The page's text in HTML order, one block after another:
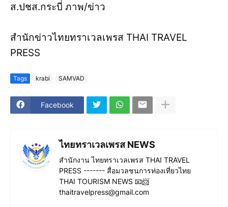
ส.ปชส.กระบี่ ภาพ/ข่าว
สำนักข่าวไทยทราเวลเพรส THAI TRAVEL
PRESS
Tags krabi SAMVAD
Facebook
ไทยทราเวลเพรส NEWS
สำนักงาน ไทยทราเวลเพรส THAI TRAVEL
PRESS ------- สื่อมวลชนการท่องเที่ยวไทย
THAI TOURISM NEWS 📧📨
thaitravelpress@gmail.com